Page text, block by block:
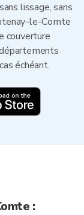
lissage, sans
le-Comte
couverture
échéant.
: